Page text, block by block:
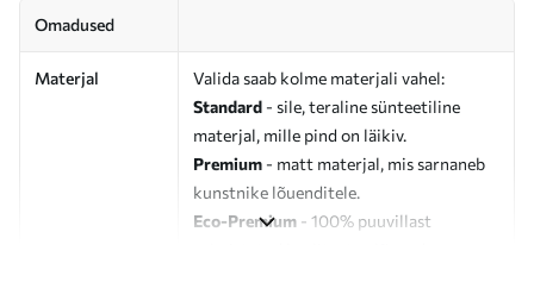
Omadused
Materjal
Valida saab kolme materjali vahel:
Standard - sile, teraline sünteetiline
materjal, mille pind on läikiv.
Premium - matt materjal, mis sarnaneb
kunstnike lõuenditele.
Eco-Premium - 100% puuvillast